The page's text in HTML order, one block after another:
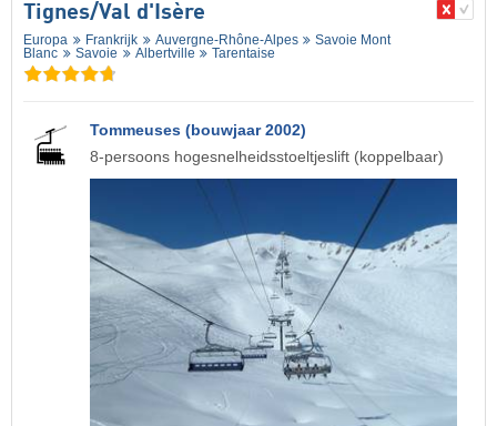
Tignes/​Val d'Isère
Europa Frankrijk Auvergne-Rhône-Alpes
Savoie Mont
Blanc
Savoie Albertville Tarentaise
Tommeuses (bouwjaar 2002)
8-persoons hogesnelheidsstoeltjeslift (koppelbaar)